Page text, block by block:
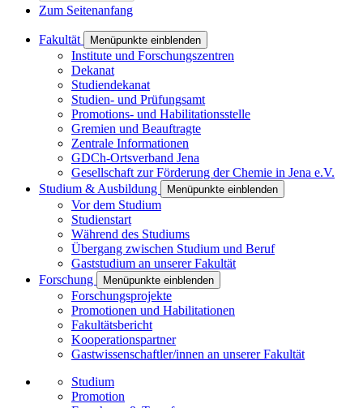
Zum Seitenanfang
Fakultät Menüpunkte einblenden
Institute und Forschungszentren
Dekanat
Studiendekanat
Studien- und Prüfungsamt
Promotions- und Habilitationsstelle
Gremien und Beauftragte
Zentrale Informationen
GDCh-Ortsverband Jena
Gesellschaft zur Förderung der Chemie in Jena e.V.
Studium & Ausbildung
Menüpunkte einblenden
Vor dem Studium
Studienstart
Während des Studiums
Übergang zwischen Studium und Beruf
Gaststudium an unserer Fakultät
Forschung
Menüpunkte einblenden
Forschungsprojekte
Promotionen und Habilitationen
Fakultätsbericht
Kooperationspartner
Gastwissenschaftler/innen an unserer Fakultät
Studium
Promotion